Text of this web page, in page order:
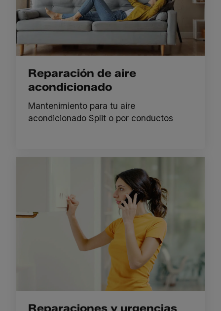
Reparación de aire
acondicionado
Mantenimiento para tu aire
acondicionado Split o por conductos